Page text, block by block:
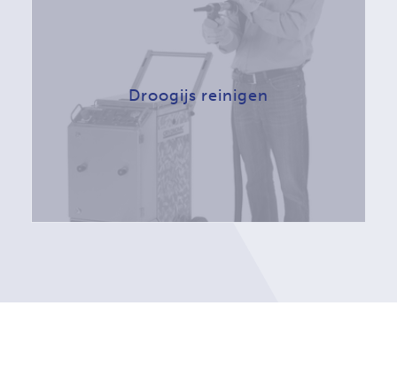
Droogijs reinigen